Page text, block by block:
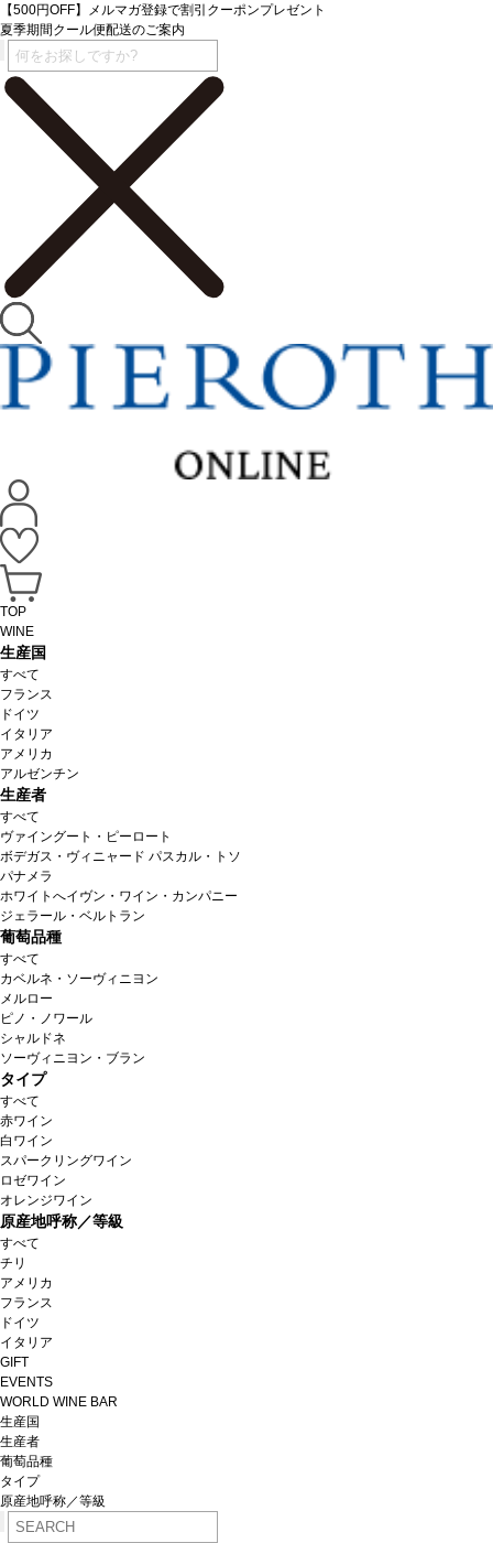
【500円OFF】メルマガ登録で割引クーポンプレゼント
夏季期間クール便配送のご案内
TOP
WINE
生産国
すべて
フランス
ドイツ
イタリア
アメリカ
アルゼンチン
生産者
すべて
ヴァイングート・ピーロート
ボデガス・ヴィニャード パスカル・トソ
パナメラ
ホワイトへイヴン・ワイン・カンパニー
ジェラール・ベルトラン
葡萄品種
すべて
カベルネ・ソーヴィニヨン
メルロー
ピノ・ノワール
シャルドネ
ソーヴィニヨン・ブラン
タイプ
すべて
赤ワイン
白ワイン
スパークリングワイン
ロゼワイン
オレンジワイン
原産地呼称／等級
すべて
チリ
アメリカ
フランス
ドイツ
イタリア
GIFT
EVENTS
WORLD WINE BAR
生産国
生産者
葡萄品種
タイプ
原産地呼称／等級